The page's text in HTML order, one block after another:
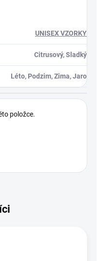
UNISEX VZORKY
Citrusový, Sladký
Léto, Podzim, Zima, Jaro
položce.